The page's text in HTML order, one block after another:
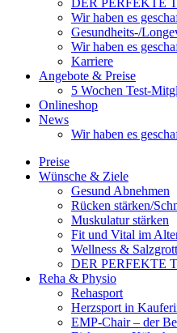
DER PERFEKTE
Wir haben es
Gesundheits-/
Wir haben es
Karriere
Angebote & Preise
5 Wochen Test-
Onlineshop
News
Wir haben es
Preise
Wünsche & Ziele
Gesund Abnehmen
Rücken stärken/
Muskulatur stärken
Fit und Vital im
Wellness &
DER PERFEKTE
Reha & Physio
Rehasport
Herzsport in
EMP-Chair – der